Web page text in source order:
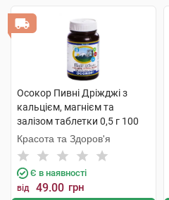
Осокор Пивні Дріжджі з
кальцієм, магнієм та
залізом таблетки 0,5 г 100
шт
Красота та Здоров'я
Є в наявності
від 49.00 грн